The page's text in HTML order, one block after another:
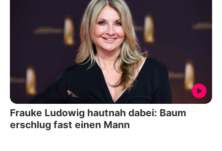
Frauke Ludowig hautnah dabei: Baum
erschlug fast einen Mann